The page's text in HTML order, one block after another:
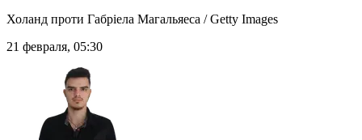
Холанд проти Габріела Магальяеса / Getty Images
21 февраля, 05:30